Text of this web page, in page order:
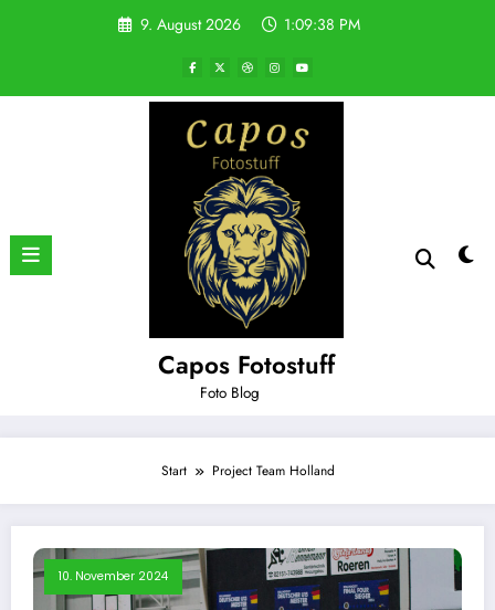
9. August 2026 1:09:39 PM
Capos Fotostuff
Foto Blog
Start Project Team Holland
10. November 2024